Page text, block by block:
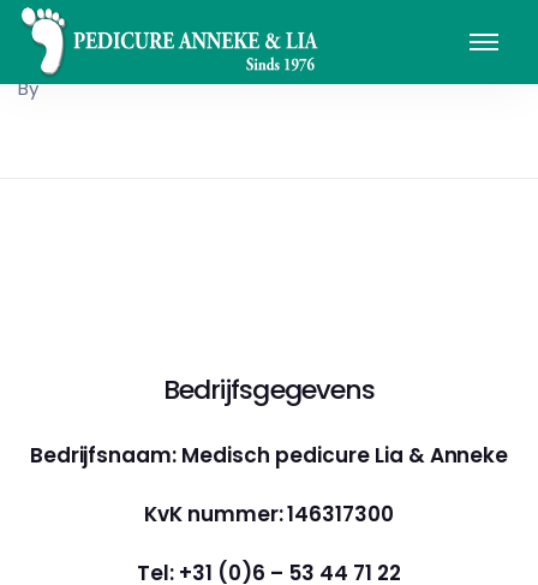
By
Bedrijfsgegevens
Bedrijfsnaam: Medisch pedicure Lia & Anneke
KvK nummer: 146317300
Tel: +31 (0)6 – 53 44 71 22